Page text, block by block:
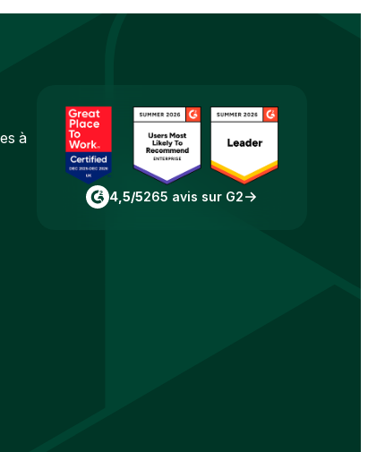
à
4,5/5265 avis sur G2